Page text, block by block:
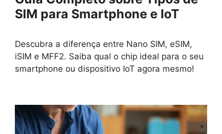
SIM para Smartphone e IoT
Descubra a diferença entre Nano SIM, eSIM,
iSIM e MFF2. Saiba qual o chip ideal para o seu
smartphone ou dispositivo IoT agora mesmo!